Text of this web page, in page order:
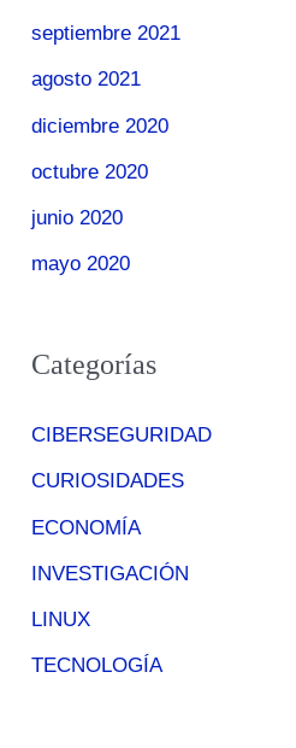
septiembre 2021
agosto 2021
diciembre 2020
octubre 2020
junio 2020
mayo 2020
Categorías
CIBERSEGURIDAD
CURIOSIDADES
ECONOMÍA
INVESTIGACIÓN
LINUX
TECNOLOGÍA